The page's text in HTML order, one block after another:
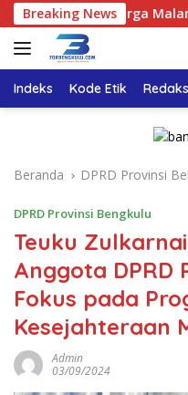
Langsung
ke
konten
Breaking News
Warga Malam Hari Tetap
Indeks Kode Etik
Beranda DPRD Provinsi
DPRD Provinsi Bengkulu
Teuku
Anggota DPRD
Fokus pada
Kesejahteraan
Admin
03/09/2024